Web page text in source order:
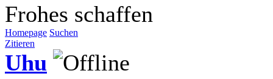
Frohes schaffen
Homepage Suchen
Zitieren
Uhu